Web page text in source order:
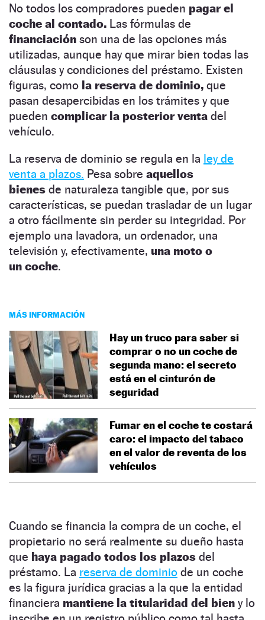
No todos los compradores pueden pagar el
coche al contado. Las fórmulas de
financiación son una de las opciones más
utilizadas, aunque hay que mirar bien todas las
cláusulas y condiciones del préstamo. Existen
figuras, como la reserva de dominio, que
pasan desapercibidas en los trámites y que
pueden complicar la posterior venta del
vehículo.
La reserva de dominio se regula en la ley de
venta a plazos. Pesa sobre aquellos
bienes de naturaleza tangible que, por sus
características, se puedan trasladar de un lugar
a otro fácilmente sin perder su integridad. Por
ejemplo una lavadora, un ordenador, una
televisión y, efectivamente, una moto o
un coche.
MÁS INFORMACIÓN
Hay un truco para saber si
comprar o no un coche de
segunda mano: el secreto
está en el cinturón de
seguridad
Fumar en el coche te costará
caro: el impacto del tabaco
en el valor de reventa de los
vehículos
Cuando se financia la compra de un coche, el
propietario no será realmente su dueño hasta
que haya pagado todos los plazos del
préstamo. La reserva de dominio de un coche
es la figura jurídica gracias a la que la entidad
financiera mantiene la titularidad del bien y lo